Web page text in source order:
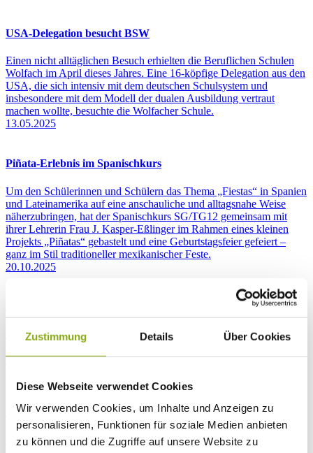
Zustimmung Details Über Cookies
Diese Webseite verwendet Cookies
Wir verwenden Cookies, um Inhalte und Anzeigen zu
personalisieren, Funktionen für soziale Medien anbieten
zu können und die Zugriffe auf unsere Website zu
USA-Delegation besucht BSW
Einen nicht alltäglichen Besuch erhielten die Beruflichen Schulen
Wolfach im April dieses Jahres. Eine 16-köpfige Delegation aus den
USA, die sich intensiv mit dem deutschen Schulsystem und
insbesondere mit dem Modell der dualen Ausbildung vertraut
machen wollte, besuchte die Wolfacher Schule.
13.05.2025
Piñata-Erlebnis im Spanischkurs
Um den Schülerinnen und Schülern das Thema „Fiestas“ in Spanien
und Lateinamerika auf eine anschauliche und alltagsnahe Weise
näherzubringen, hat der Spanischkurs SG/TG12 gemeinsam mit
ihrer Lehrerin Frau J. Kasper-Eßlinger im Rahmen eines kleinen
Projekts „Piñatas“ gebastelt und eine Geburtstagsfeier gefeiert –
ganz im Stil traditioneller mexikanischer Feste.
20.10.2025
Der Jahrgang Winter 2024 der Berufsschule Wolfach besteht die
Abschlussprüfungen. Somit haben alle Auszubildenden ihre
Ausbildung erfolgreich abgeschlossen.
Fachkräfte CNC-Know-how
Der vom Förderverein der Beruflichen Schulen Wolfach initiierte